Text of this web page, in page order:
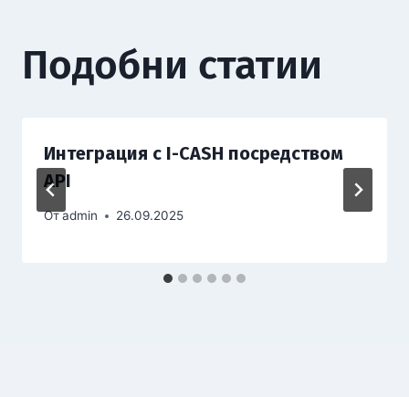
Подобни статии
Интеграция с I-CASH посредством
API
Отadmin 26.09.2025